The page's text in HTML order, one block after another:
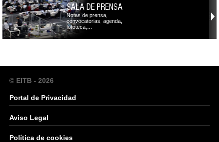
SALA DE PRENSA
Notas de prensa,
convocatorias, agenda,
fototeca,…
© EITB - 2026
Portal de Privacidad
Aviso Legal
Política de cookies